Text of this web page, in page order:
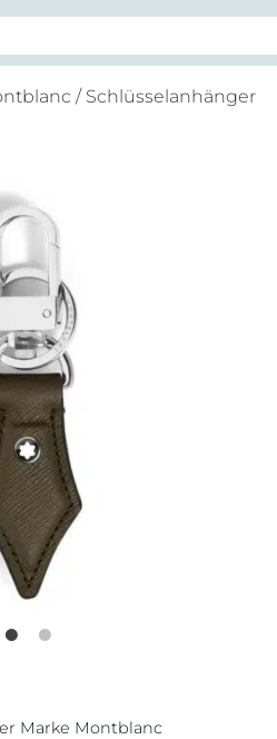
/ Schlüsselanhänger
Marke Montblanc